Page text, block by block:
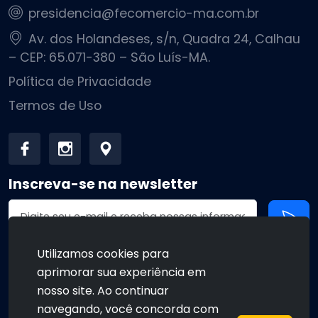
presidencia@fecomercio-ma.com.br
Av. dos Holandeses, s/n, Quadra 24, Calhau
– CEP: 65.071-380 – São Luís-MA.
Política de Privacidade
Termos de Uso
Inscreva-se na newsletter
Endereço de email
•
Utilizamos cookies para
aprimorar sua experiência em
nosso site. Ao continuar
navegando, você concorda com